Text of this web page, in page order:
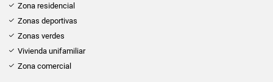
Zona residencial
Zonas deportivas
Zonas verdes
Vivienda unifamiliar
Zona comercial